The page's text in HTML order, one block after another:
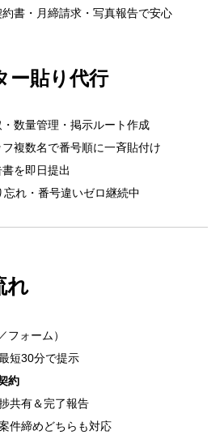
書・月締請求・写真報告で安心
ー貼り代行
数量管理・掲示ルート作成
複数名で番号順に一斉貼付け
を即日提出
れ・番号違いゼロ継続中
れ
フォーム）
短30分で提示
約
共有＆完了報告
件締めどちらも対応